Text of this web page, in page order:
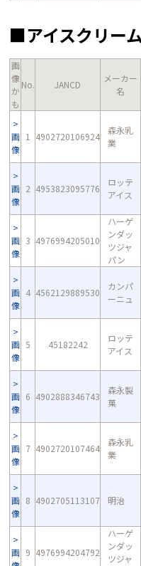
■アイスクリー
画
像
か
も
No. JANCD
メーカー
名
画
像
1 4902720106924
森永乳
業
画
像
2 4953823095776
ロッテ
アイス
画
像
3 4976994205010
ハーゲ
ンダッ
ツジャ
パン
画
像
4 4562129889530
カンパ
ーニュ
画
像
5 45182242
ロッテ
アイス
画
像
6 4902888346743
森永製
菓
画
像
7 4902720107464
森永乳
業
画
像
8 4902705113107 明治
画 9 4976994204792
ハーゲ
ンダッ
ツジャ